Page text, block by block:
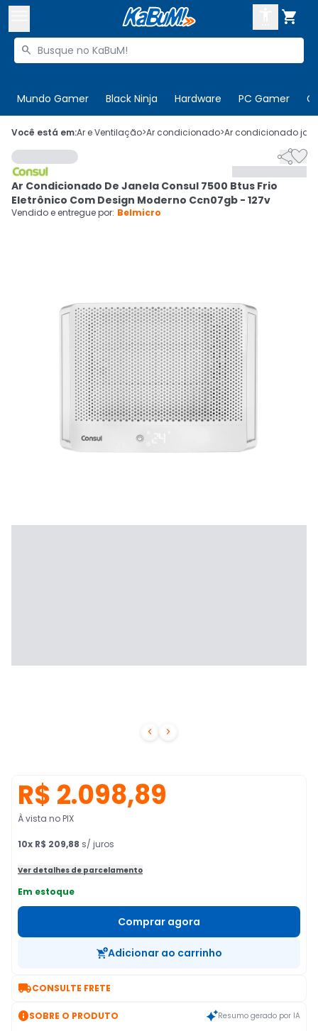

Buscar produtos

Mundo Gamer Black Ninja Hardware PC Gamer
 Olá. Acesse sua conta
 Departamentos
Cupons
CADASTRE-SE
Você está em:Ar e Ventilação>Ar condicionado>Ar condicionado
 

Ar Condicionado De Janela Consul 7500 Btus Frio
Eletrônico Com Design Moderno Ccn07gb - 127v
Vendido e entregue por: Belmicro
R$ 2.098,89
À vista no PIX
10x R$ 209,88 s/ juros
Ver detalhes de parcelamento
Em estoque
Comprar agora
Adicionar ao carrinho
CONSULTE FRETE
SOBRE O PRODUTO Resumo gerado por IA